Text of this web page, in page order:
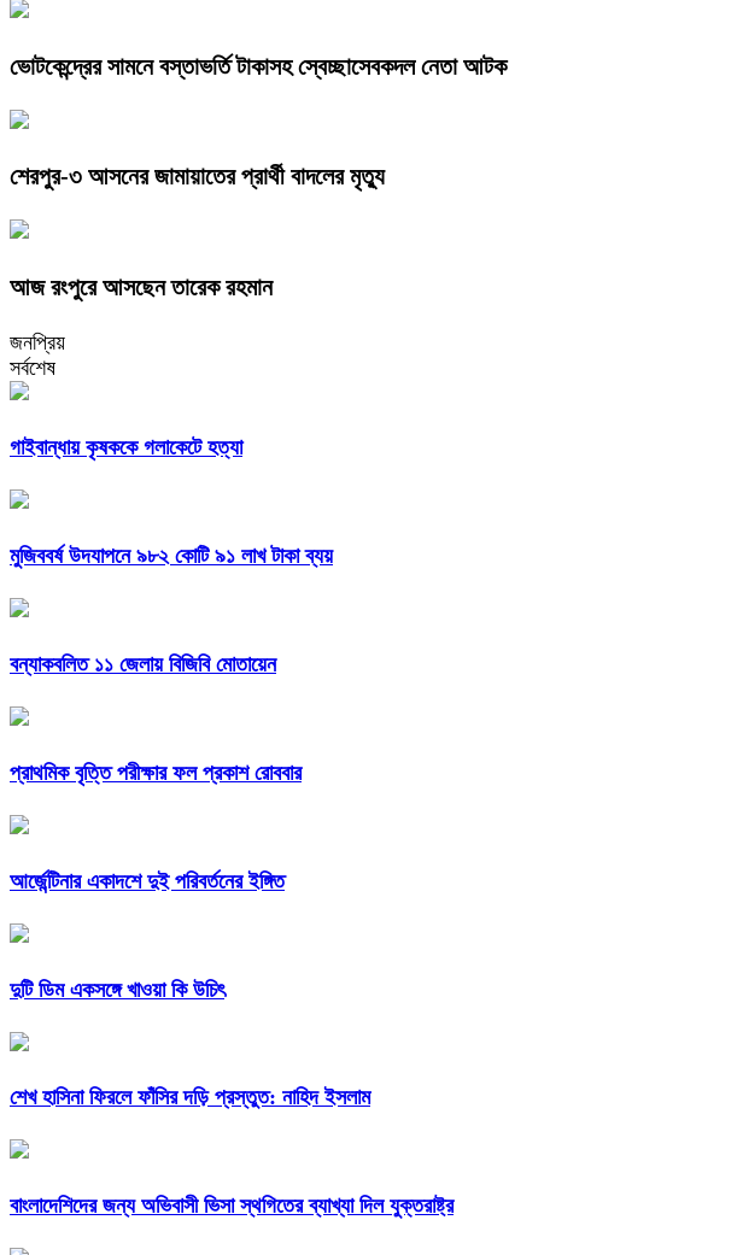
ভোটকেন্দ্রের সামনে বস্তাভর্তি টাকাসহ স্বেচ্ছাসেবকদল নেতা আটক
শেরপুর-৩ আসনের জামায়াতের প্রার্থী বাদলের মৃত্যু
আজ রংপুরে আসছেন তারেক রহমান
জনপ্রিয়
সর্বশেষ
গাইবান্ধায় কৃষককে গলাকেটে হত্যা
মুজিববর্ষ উদযাপনে ৯৮২ কোটি ৯১ লাখ টাকা ব্যয়
বন্যাকবলিত ১১ জেলায় বিজিবি মোতায়েন
প্রাথমিক বৃত্তি পরীক্ষার ফল প্রকাশ রোববার
আর্জেন্টিনার একাদশে দুই পরিবর্তনের ইঙ্গিত
দুটি ডিম একসঙ্গে খাওয়া কি উচিৎ
শেখ হাসিনা ফিরলে ফাঁসির দড়ি প্রস্তুত: নাহিদ ইসলাম
বাংলাদেশিদের জন্য অভিবাসী ভিসা স্থগিতের ব্যাখ্যা দিল যুক্তরাষ্ট্র